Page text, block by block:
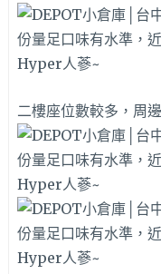
二樓座位數較多，周